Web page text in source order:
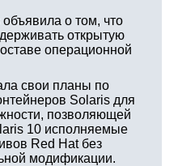
о том, что
открытую
операционной
свои планы по
Solaris для
позволяющей
10 исполняемые
Red Hat без
модификации.